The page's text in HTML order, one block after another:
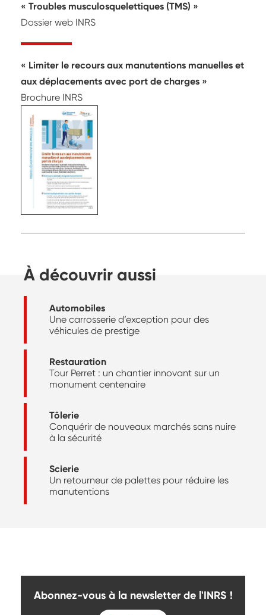
Troubles musculosquelettiques (TMS)
Dossier web INRS
Limiter le recours aux manutentions manuelles et
aux déplacements avec port de charges
Brochure INRS
À découvrir aussi
Automobiles
Une carrosserie d’exception pour des
véhicules de prestige
Restauration
Tour Perret : un chantier innovant sur un
monument centenaire
Tôlerie
Conquérir de nouveaux marchés sans nuire
à la sécurité
Scierie
Un retourneur de palettes pour réduire les
manutentions
Abonnez-vous à la newsletter de l'INRS !